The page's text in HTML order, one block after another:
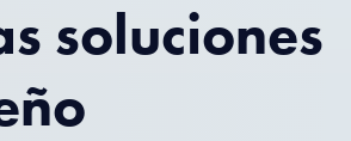
soluciones